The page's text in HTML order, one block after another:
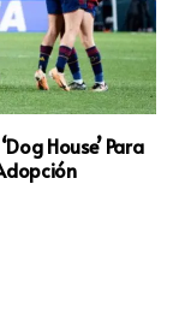
House’ Para